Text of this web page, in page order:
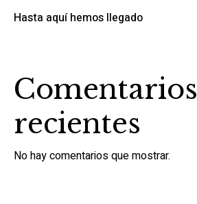
Hasta aquí hemos llegado
Comentarios
recientes
No hay comentarios que mostrar.